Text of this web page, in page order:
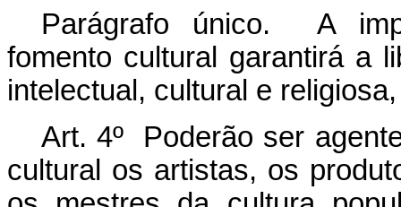
Parágrafo único. A
fomento cultural garantirá a
intelectual, cultural e
Art. 4º Poderão ser
cultural os artistas, os